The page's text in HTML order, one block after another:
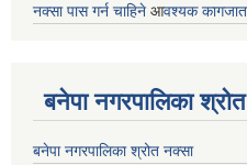
नक्सा पास गर्न चाहिने आवश्यक
बनेपा नगरपालिका
बनेपा नगरपालिका श्रोत नक्सा